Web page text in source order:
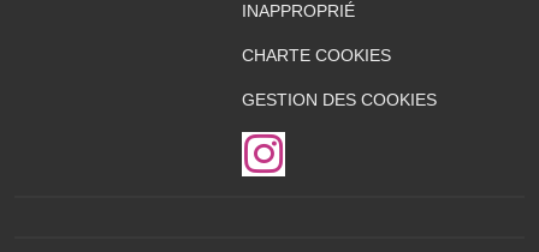
INAPPROPRIÉ
CHARTE COOKIES
GESTION DES COOKIES